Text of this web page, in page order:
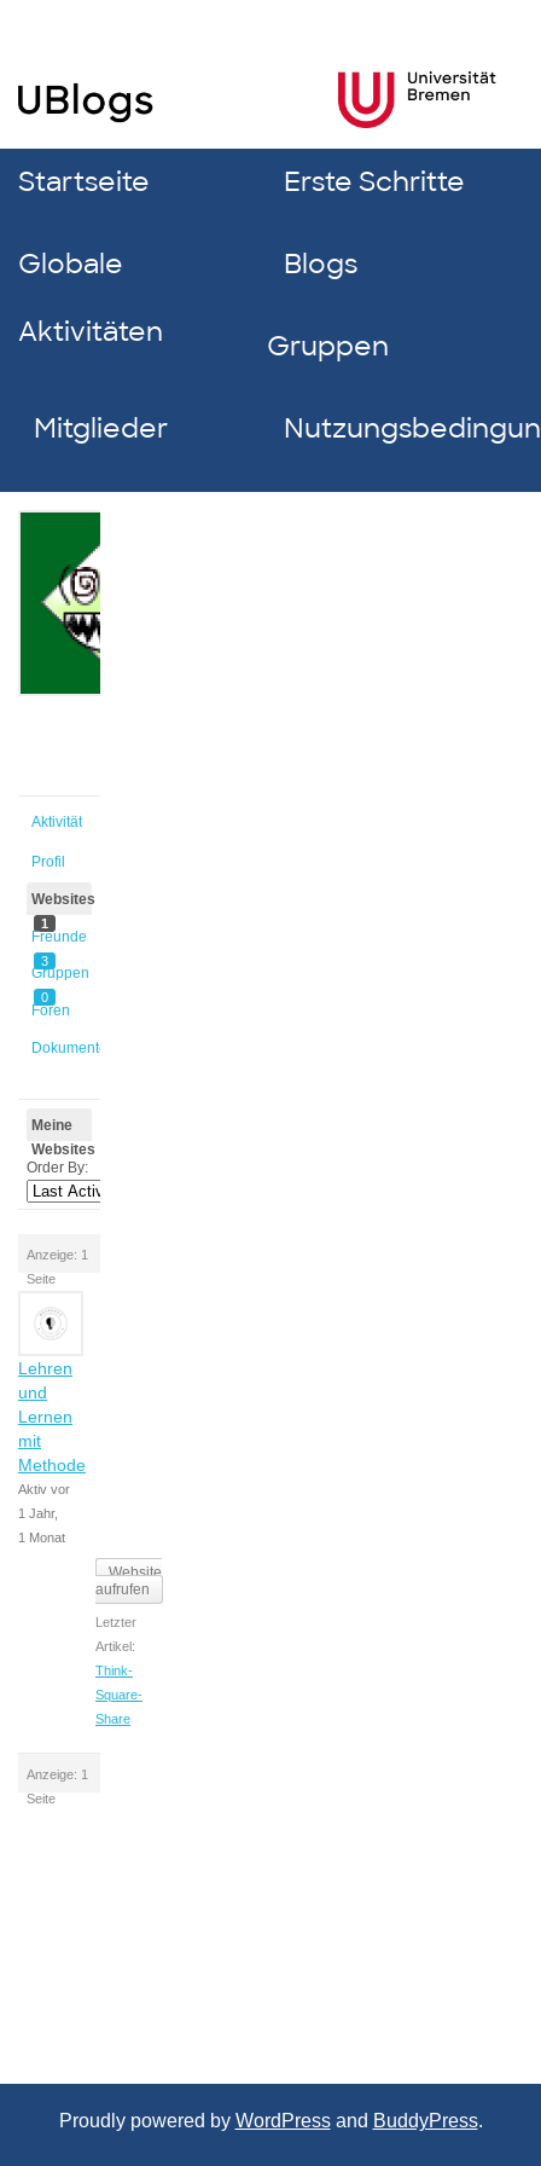
Startseite Erste Schritte
Globale
Aktivitäten
Blogs
Gruppen
Mitglieder
Aktivität
Profil
Websites
1
Freunde
3
Gruppen
0
Foren
Dokumente
Meine
Websites
Order By:
Anzeige: 1
Seite
Lehren
und
Lernen
mit
Methode
Aktiv vor
1 Jahr,
1 Monat
Website
aufrufen
Letzter
Artikel:
Think-
Square-
Share
Anzeige: 1
Seite
Proudly powered by WordPressand BuddyPress.